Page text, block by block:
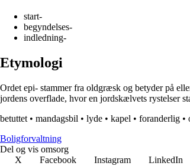
start-
begyndelses-
indledning-
Etymologi
Ordet epi- stammer fra oldgræsk og betyder på
jordens overflade, hvor en jordskælvets rystelser
betuttet • mandagsbil • lyde • kapel • foranderlig •
Boligforvaltning
Del og vis omsorg
X
Facebook Instagram LinkedIn